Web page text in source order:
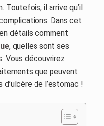
Toutefois, il arrive qu’il
Dans cet
détails comment
, quelles sont ses
Vous découvrirez
que peuvent
de l’estomac !